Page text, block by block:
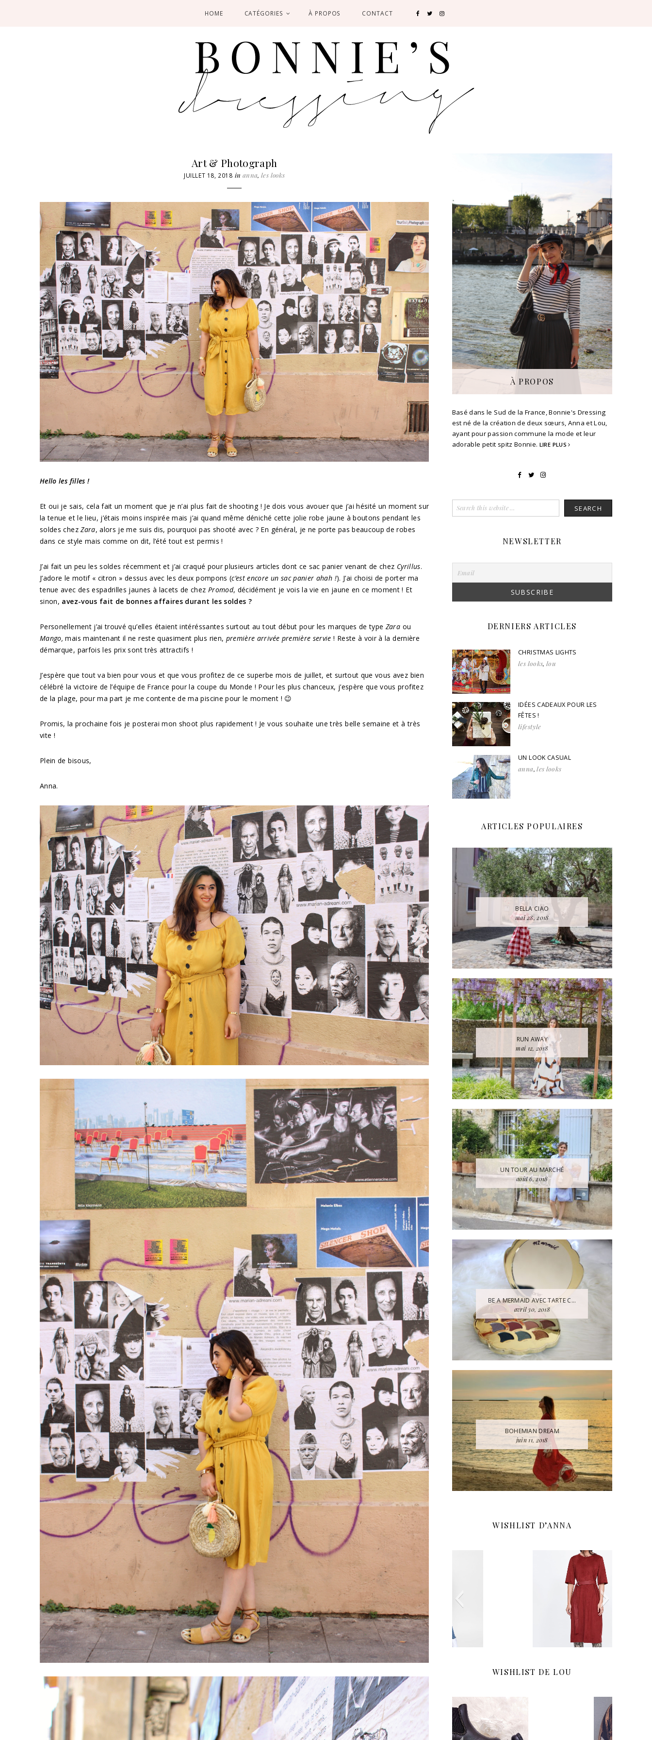
HOME CATÉGORIES À PROPOS CONTACT
Art & Photograph
JUILLET 18, 2018 inanna,les looks
Hello les filles !
Et oui je sais, cela fait un moment que je n’ai plus fait de shooting ! Je dois vous avouer que j’ai hésité un moment sur
la tenue et le lieu, j’étais moins inspirée mais j’ai quand même déniché cette jolie robe jaune à boutons pendant les
soldes chezZara, alors je me suis dis, pourquoi pas shooté avec ? En général, je ne porte pas beaucoup de robes
dans ce style mais comme on dit, l’été tout est permis !
J’ai fait un peu les soldes récemment et j’ai craqué pour plusieurs articles dont ce sac panier venant de chez Cyrillus.
J’adore le motif « citron » dessus avec les deux pompons (c’est encore un sac panier ahah !). J’ai choisi de porter ma
tenue avec des espadrilles jaunes à lacets de chez Promod, décidément je vois la vie en jaune en ce moment ! Et
sinon, avez-vous fait de bonnes affaires durant les soldes ?
Personellement j’ai trouvé qu’elles étaient intéréssantes surtout au tout début pour les marques de type Zara ou
Mango, mais maintenant il ne reste quasiment plus rien, première arrivée première servie ! Reste à voir à la dernière
démarque, parfois les prix sont très attractifs !
J’espère que tout va bien pour vous et que vous profitez de ce superbe mois de juillet, et surtout que vous avez bien
célébré la victoire de l’équipe de France pour la coupe du Monde ! Pour les plus chanceux, j’espère que vous profitez
de la plage, pour ma part je me contente de ma piscine pour le moment ! 😉
Promis, la prochaine fois je posterai mon shoot plus rapidement ! Je vous souhaite une très belle semaine et à très
vite !
Plein de bisous,
Anna.
À PROPOS
Basé dans le Sud de la France, Bonnie's Dressing
est né de la création de deux sœurs, Anna et Lou,
ayant pour passion commune la mode et leur
adorable petit spitz Bonnie. LIRE PLUS
NEWSLETTER
DERNIERS ARTICLES
CHRISTMAS LIGHTS
les looks, lou
IDÉES CADEAUX POUR LES
FÊTES !
lifestyle
UN LOOK CASUAL
anna,les looks
ARTICLES POPULAIRES
BELLA CIAO
mai 28, 2018
RUN AWAY
mai 12, 2018
UN TOUR AU MARCHÉ
août 6, 2018
BE A MERMAID AVEC TARTE C...
avril 30, 2018
BOHEMIAN DREAM
juin 11, 2018
WISHLIST D’ANNA
WISHLIST DE LOU